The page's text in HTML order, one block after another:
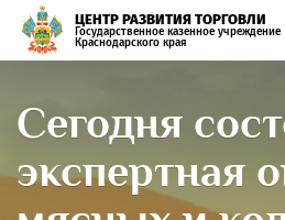
ЦЕНТР РАЗВИТИЯ ТОРГОВЛИ
Государственное казенное учреждение
Краснодарского края
Сегодня
экспертная